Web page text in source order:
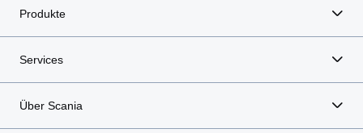
Produkte
Services
Über Scania